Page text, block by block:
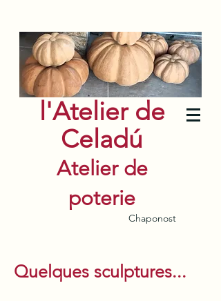
l'Atelier de
Celadú
Atelier de
poterie
Chaponost
Quelques sculptures...